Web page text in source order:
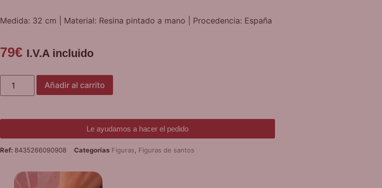
Medida: 32 cm | Material: Resina pintado a mano | Procedencia: España
79€ I.V.A incluido
Añadir al carrito
Le ayudamos a hacer el pedido
Ref: 8435266090908 Categorías Figuras, Figuras de santos